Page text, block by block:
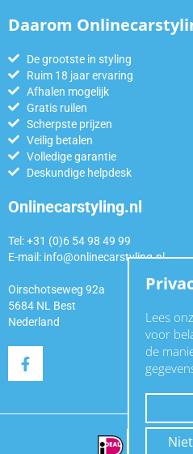
Daarom
De grootste in styling
Ruim 18 jaar ervaring
Afhalen mogelijk
Gratis ruilen
Scherpste prijzen
Veilig betalen
Volledige garantie
Deskundige helpdesk
Onlinecarstyling.nl
Tel: +31 (0)6 54 98 49 99
E-mail: info@onlinecarstyling.nl
Oirschotseweg 92a
5684 NL Best
Nederland
Lees
voor
de